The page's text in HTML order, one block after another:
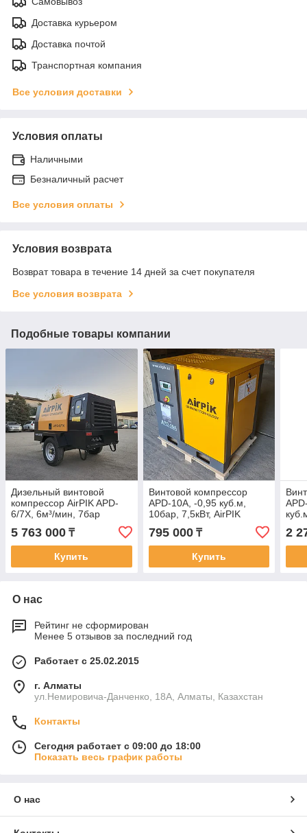
Доставка курьером
Доставка почтой
Транспортная компания
Все условия доставки
Условия оплаты
Наличными
Безналичный расчет
Все условия оплаты
Условия возврата
Возврат товара в течение 14 дней за счет покупателя
Все условия возврата
Подобные товары компании
Дизельный винтовой
компрессор AirPIK APD-
6/7X, 6м³/мин, 7бар
5 763 000 ₸
Купить
Винтовой компрессор
APD-10A, -0,95 куб.м,
10бар, 7,5кВт, AirPIK
795 000₸
Купить
2
О нас
Рейтинг не сформирован
Менее 5 отзывов за последний год
Работает с 25.02.2015
г. Алматы
ул.Немировича-Данченко, 18А, Алматы, Казахстан
Контакты
Сегодня работает с 09:00 до 18:00
Показать весь график работы
О нас